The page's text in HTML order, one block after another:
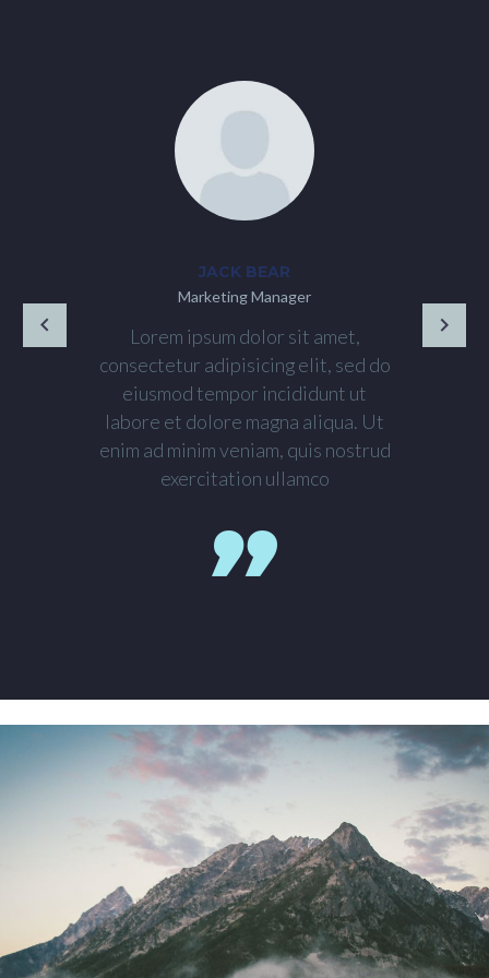
JACK BEAR
Marketing Manager
Lorem ipsum dolor sit amet,
consectetur adipisicing elit, sed do
eiusmod tempor incididunt ut
labore et dolore magna aliqua. Ut
enim ad minim veniam, quis nostrud
exercitation ullamco